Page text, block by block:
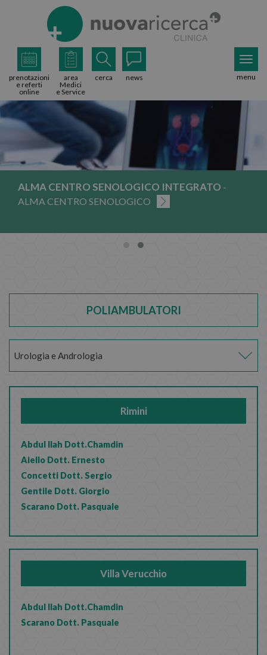
prenotazioni
e referti
online
area
Medici
e Service
cerca news menu
ALMA CENTRO SENOLOGICO INTEGRATO -
ALMA CENTRO SENOLOGICO
POLIAMBULATORI
Rimini
Abdul Ilah Dott.Chamdin
Aiello Dott. Ernesto
Concetti Dott. Sergio
Gentile Dott. Giorgio
Scarano Dott. Pasquale
Villa Verucchio
Abdul Ilah Dott.Chamdin
Scarano Dott. Pasquale